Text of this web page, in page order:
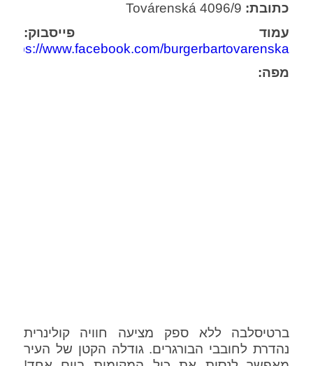
כתובת:
עמוד פייסבוק:
https://www.facebook.com/burgerbartovarenska/
מפה:
ברטיסלבה ללא ספק מציעה חוויה קולינרית
נהדרת לחובבי הבורגרים. גודלה הקטן של העיר